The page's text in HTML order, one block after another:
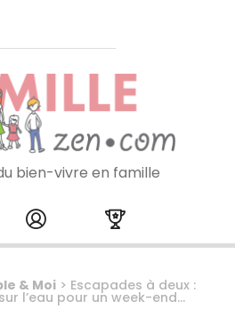
à la newsletter
bien-vivre en famille
to content
& Moi > Escapades à deux :
l’eau pour un week-end…